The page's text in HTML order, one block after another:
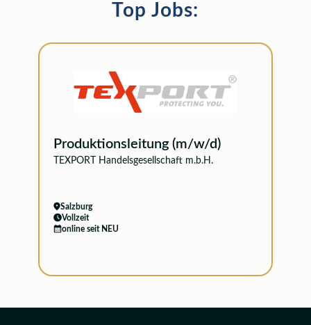
Top Jobs:
Produktionsleitung (m/w/d)
TEXPORT Handelsgesellschaft m.b.H.
Salzburg
Vollzeit
online seit NEU